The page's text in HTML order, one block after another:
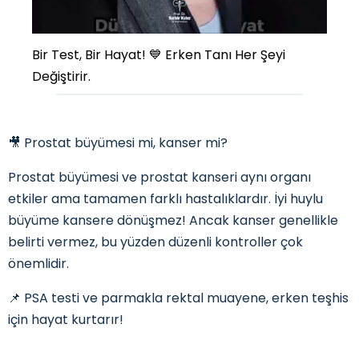
Bir Test, Bir Hayat! 💙 Erken Tanı Her Şeyi
Değiştirir.
🎥 Prostat büyümesi mi, kanser mi?
Prostat büyümesi ve prostat kanseri aynı organı
etkiler ama tamamen farklı hastalıklardır. İyi huylu
büyüme kansere dönüşmez! Ancak kanser genellikle
belirti vermez, bu yüzden düzenli kontroller çok
önemlidir.
📌 PSA testi ve parmakla rektal muayene, erken teşhis
için hayat kurtarır!